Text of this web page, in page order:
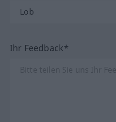
Ihr Feedback*